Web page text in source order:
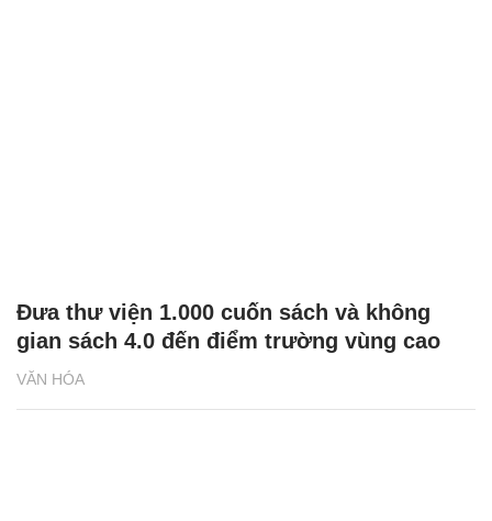
VĂN HÓA
Đưa thư viện 1.000 cuốn sách và không
gian sách 4.0 đến điểm trường vùng cao